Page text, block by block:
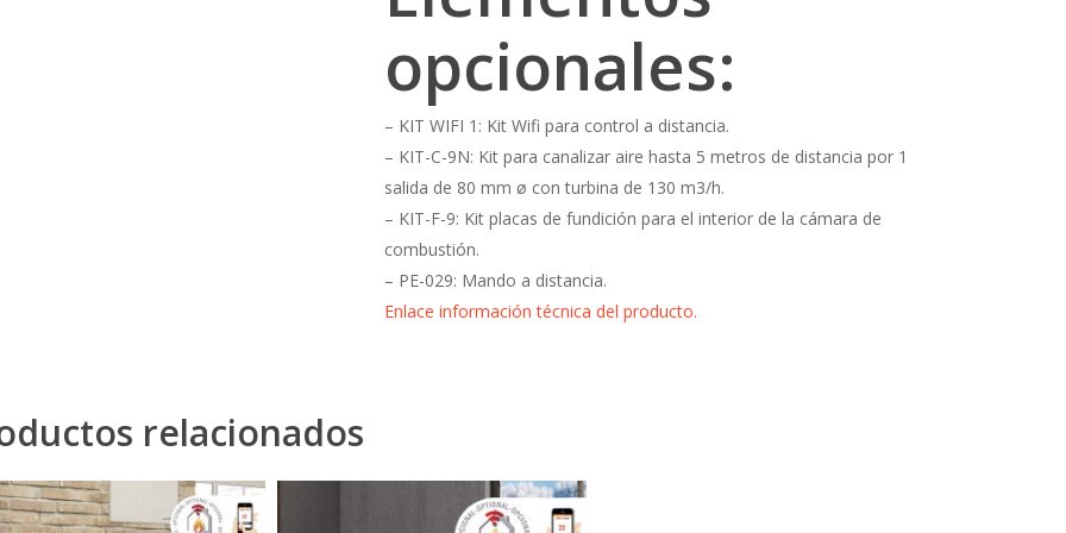
opcionales:
– KIT WIFI 1: Kit Wifi para control a distancia.
– KIT-C-9N: Kit para canalizar aire hasta 5 metros de distancia por 1
salida de 80 mm ø con turbina de 130 m3/h.
– KIT-F-9: Kit placas de fundición para el interior de la cámara de
combustión.
– PE-029: Mando a distancia.
Enlace información técnica del producto.
relacionados